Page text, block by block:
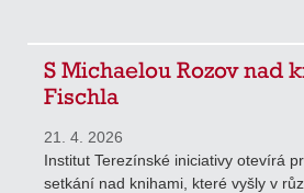
S Michaelou Rozov nad
Fischla
21. 4. 2026
Institut Terezínské iniciativy otevírá
setkání nad knihami, které vyšly v